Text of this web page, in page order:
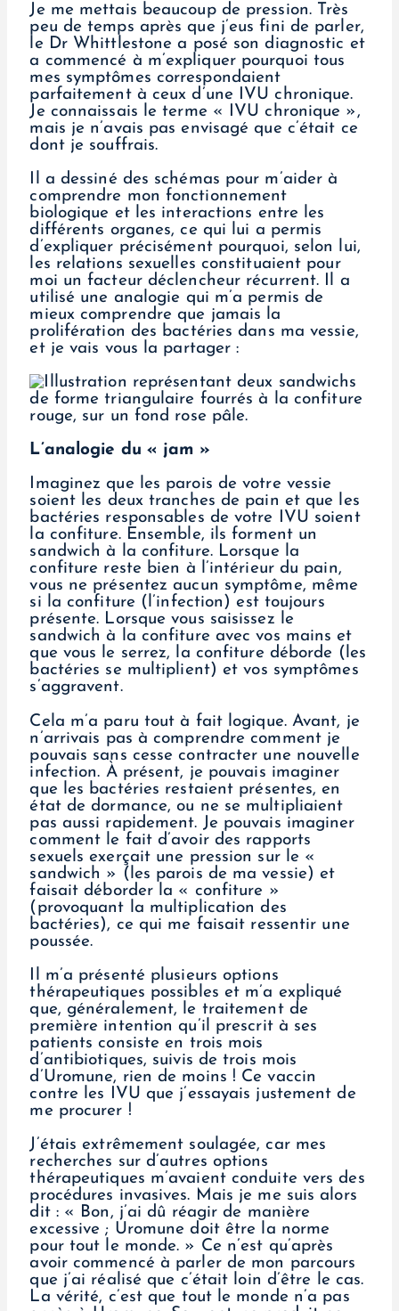
Je me mettais beaucoup de pression. Très
peu de temps après que j’eus fini de parler,
le Dr Whittlestone a posé son diagnostic et
a commencé à m’expliquer pourquoi tous
mes symptômes correspondaient
parfaitement à ceux d’une IVU chronique.
Je connaissais le terme « IVU chronique »,
mais je n’avais pas envisagé que c’était ce
dont je souffrais.
Il a dessiné des schémas pour m’aider à
comprendre mon fonctionnement
biologique et les interactions entre les
différents organes, ce qui lui a permis
d’expliquer précisément pourquoi, selon lui,
les relations sexuelles constituaient pour
moi un facteur déclencheur récurrent. Il a
utilisé une analogie qui m’a permis de
mieux comprendre que jamais la
prolifération des bactéries dans ma vessie,
et je vais vous la partager :
L’analogie du « jam »
Imaginez que les parois de votre vessie
soient les deux tranches de pain et que les
bactéries responsables de votre IVU soient
la confiture. Ensemble, ils forment un
sandwich à la confiture. Lorsque la
confiture reste bien à l’intérieur du pain,
vous ne présentez aucun symptôme, même
si la confiture (l’infection) est toujours
présente. Lorsque vous saisissez le
sandwich à la confiture avec vos mains et
que vous le serrez, la confiture déborde (les
bactéries se multiplient) et vos symptômes
s’aggravent.
Cela m’a paru tout à fait logique. Avant, je
n’arrivais pas à comprendre comment je
pouvais sans cesse contracter une nouvelle
infection. À présent, je pouvais imaginer
que les bactéries restaient présentes, en
état de dormance, ou ne se multipliaient
pas aussi rapidement. Je pouvais imaginer
comment le fait d’avoir des rapports
sexuels exerçait une pression sur le «
sandwich » (les parois de ma vessie) et
faisait déborder la « confiture »
(provoquant la multiplication des
bactéries), ce qui me faisait ressentir une
poussée.
Il m’a présenté plusieurs options
thérapeutiques possibles et m’a expliqué
que, généralement, le traitement de
première intention qu’il prescrit à ses
patients consiste en trois mois
d’antibiotiques, suivis de trois mois
d’Uromune, rien de moins ! Ce vaccin
contre les IVU que j’essayais justement de
me procurer !
J’étais extrêmement soulagée, car mes
recherches sur d’autres options
thérapeutiques m’avaient conduite vers des
procédures invasives. Mais je me suis alors
dit : « Bon, j’ai dû réagir de manière
excessive ; Uromune doit être la norme
pour tout le monde. » Ce n’est qu’après
avoir commencé à parler de mon parcours
que j’ai réalisé que c’était loin d’être le cas.
La vérité, c’est que tout le monde n’a pas